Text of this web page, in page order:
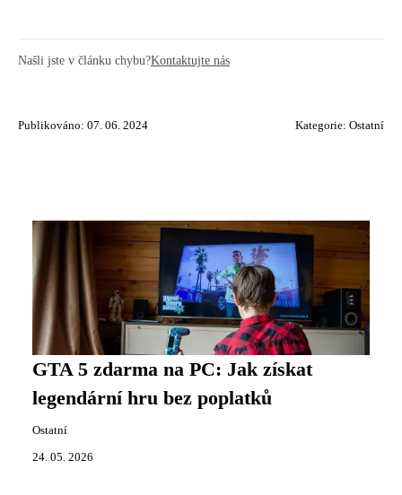
Našli jste v článku chybu?Kontaktujte nás
Publikováno: 07. 06. 2024 Kategorie: Ostatní
GTA 5 zdarma na PC: Jak získat
legendární hru bez poplatků
Ostatní
24. 05. 2026